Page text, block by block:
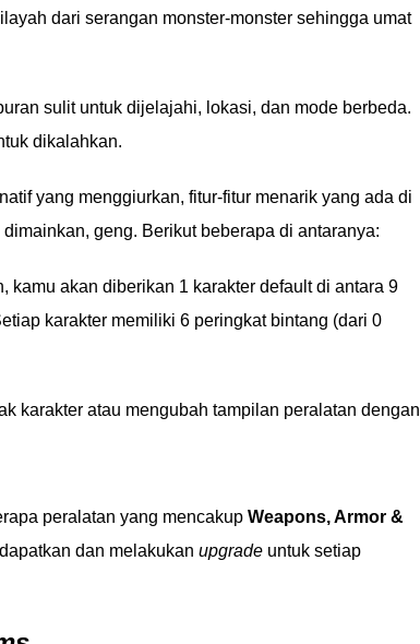
dari serangan monster-monster sehingga umat
sulit untuk dijelajahi, lokasi, dan mode berbeda.
dikalahkan.
yang menggiurkan, fitur-fitur menarik yang ada di
geng. Berikut beberapa di antaranya:
kamu akan diberikan 1 karakter default di antara 9
karakter memiliki 6 peringkat bintang (dari 0
karakter atau mengubah tampilan peralatan dengan
peralatan yang mencakup Weapons, Armor &
dan melakukan upgrade untuk setiap